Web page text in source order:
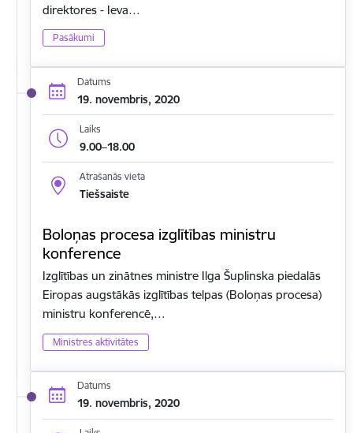
direktores - Ieva…
Pasākumi
Datums
19. novembris, 2020
Laiks
9.00–18.00
Atrašanās vieta
Tiešsaiste
Boloņas procesa izglītības ministru
konference
Izglītības un zinātnes ministre Ilga Šuplinska piedalās
Eiropas augstākās izglītības telpas (Boloņas procesa)
ministru konferencē,…
Ministres aktivitātes
Datums
19. novembris, 2020